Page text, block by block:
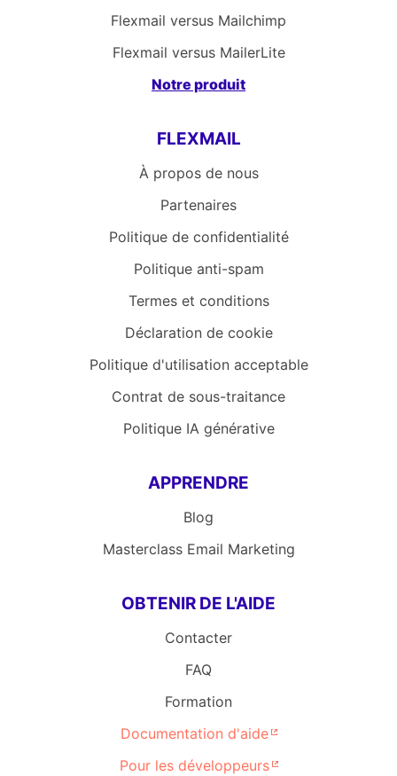
Flexmail versus Mailchimp
Flexmail versus MailerLite
Notre produit
FLEXMAIL
À propos de nous
Partenaires
Politique de confidentialité
Politique anti-spam
Termes et conditions
Déclaration de cookie
Politique d'utilisation acceptable
Contrat de sous-traitance
Politique IA générative
APPRENDRE
Blog
Masterclass Email Marketing
OBTENIR DE L'AIDE
Contacter
FAQ
Formation
Documentation d'aide
Pour les développeurs